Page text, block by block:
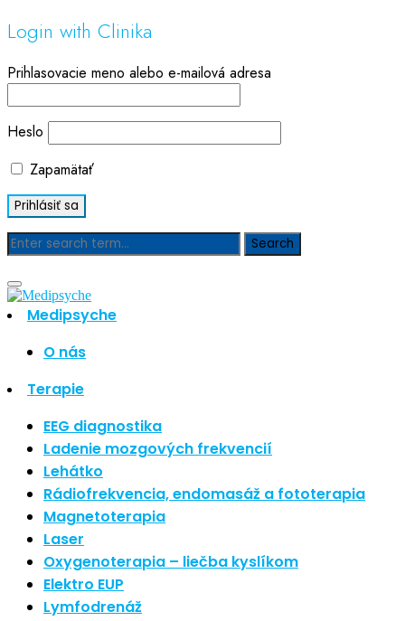
Login with Clinika
Prihlasovacie meno alebo e-mailová adresa
Heslo
Zapamätať
Medipsyche
O nás
Terapie
EEG diagnostika
Ladenie mozgových frekvencií
Lehátko
Rádiofrekvencia, endomasáž a fototerapia
Magnetoterapia
Laser
Oxygenoterapia – liečba kyslíkom
Elektro EUP
Lymfodrenáž
Blog
Hľadať
Najnovšie články
Nové polarizované svetlo
So psoriázou netreba žiť
Rozšírenie služieb
Hudba a vývoj mozgu
Najnovšie komentáre
Žiadne komentáre na zobrazenie.
Archív